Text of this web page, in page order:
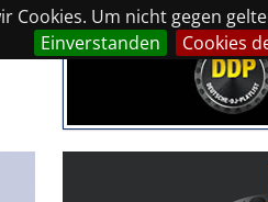
Cookies. Um nicht gegen
Einverstanden
Cookies